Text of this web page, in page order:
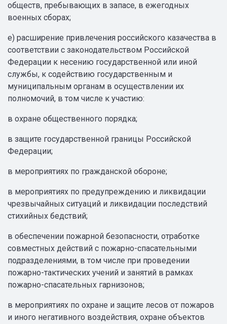
обществ, пребывающих в запасе, в ежегодных
военных сборах;
е) расширение привлечения российского казачества в
соответствии с законодательством Российской
Федерации к несению государственной или иной
службы, к содействию государственным и
муниципальным органам в осуществлении их
полномочий, в том числе к участию:
в охране общественного порядка;
в защите государственной границы Российской
Федерации;
в мероприятиях по гражданской обороне;
в мероприятиях по предупреждению и ликвидации
чрезвычайных ситуаций и ликвидации последствий
стихийных бедствий;
в обеспечении пожарной безопасности, отработке
совместных действий с пожарно-спасательными
подразделениями, в том числе при проведении
пожарно-тактических учений и занятий в рамках
пожарно-спасательных гарнизонов;
в мероприятиях по охране и защите лесов от пожаров
и иного негативного воздействия, охране объектов